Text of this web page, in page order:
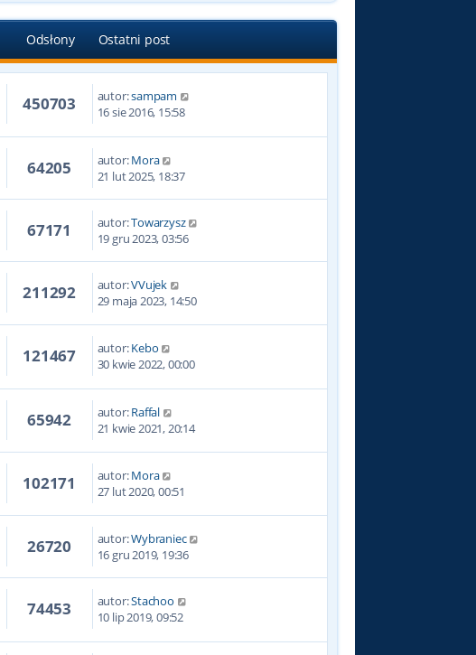
Odsłony Ostatni post
450703 autor:sampam
16 sie 2016, 15:58
64205 autor:Mora
21 lut 2025, 18:37
67171 autor:Towarzysz
19 gru 2023, 03:56
211292 autor:VVujek
29 maja 2023, 14:50
121467 autor:Kebo
30 kwie 2022, 00:00
65942 autor:Raffal
21 kwie 2021, 20:14
102171 autor:Mora
27 lut 2020, 00:51
26720 autor:Wybraniec
16 gru 2019, 19:36
74453 autor:Stachoo
10 lip 2019, 09:52